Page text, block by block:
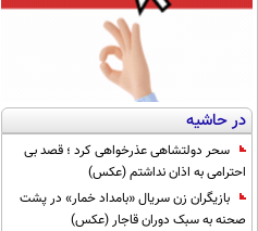
در حاشیه
سحر دولتشاهی عذرخواهی کرد ؛ قصد بی
احترامی به اذان نداشتم (عکس)
بازیگران زن سریال «بامداد خمار» در پشت
صحنه به سبک دوران قاجار (عکس)